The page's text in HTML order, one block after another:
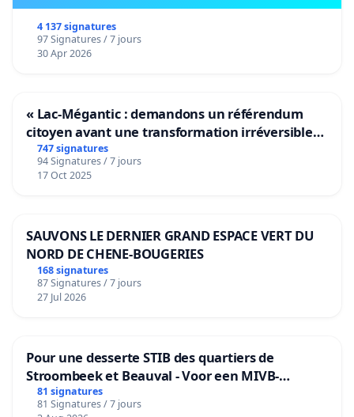
4 137 signatures
97 Signatures / 7 jours
30 Apr 2026
« Lac-Mégantic : demandons un référendum
citoyen avant une transformation irréversible
de notre territoire »
747 signatures
94 Signatures / 7 jours
17 Oct 2025
SAUVONS LE DERNIER GRAND ESPACE VERT DU
NORD DE CHENE-BOUGERIES
168 signatures
87 Signatures / 7 jours
27 Jul 2026
Pour une desserte STIB des quartiers de
Stroombeek et Beauval - Voor een MIVB-
bediening van de wijken Strombeek en Het
Voor
81 signatures
81 Signatures / 7 jours